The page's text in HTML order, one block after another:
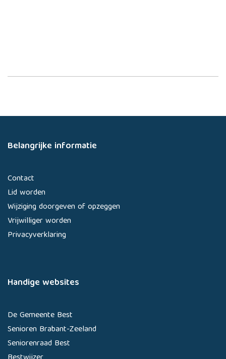
Belangrijke informatie
Contact
Lid worden
Wijziging doorgeven of opzeggen
Vrijwilliger worden
Privacyverklaring
Handige websites
De Gemeente Best
Senioren Brabant-Zeeland
Seniorenraad Best